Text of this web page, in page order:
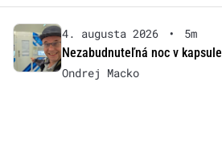
4. augusta 2026 •
5m
Nezabudnuteľná noc v kapsule
Ondrej Macko